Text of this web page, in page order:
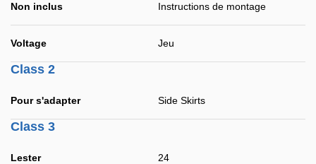
Non inclus Instructions de montage
Voltage Jeu
Class 2
Pour s'adapter Side Skirts
Class 3
Lester 24